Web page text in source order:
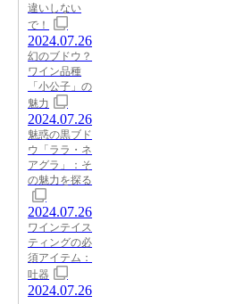
違いしない
で！
2024.07.26
幻のブドウ？
ワイン品種
「小公子」の
魅力
2024.07.26
魅惑の黒ブド
ウ「ララ・ネ
アグラ」：そ
の魅力を探る
2024.07.26
ワインテイス
ティングの必
須アイテム：
吐器
2024.07.26